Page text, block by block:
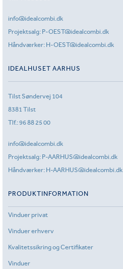
info@idealcombi.dk
Projektsalg: P-OEST@idealcombi.dk
Håndværker: H-OEST@idealcombi.dk
IDEALHUSET AARHUS
Tilst Søndervej 104
8381 Tilst
Tlf.:96 88 25 00
info@idealcombi.dk
Projektsalg: P-AARHUS@idealcombi.dk
Håndværker: H-AARHUS@idealcombi.dk
PRODUKTINFORMATION
Vinduer privat
Vinduer erhverv
Kvalitetssikring og Certifikater
Vinduer